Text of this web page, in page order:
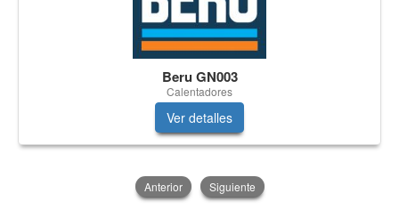
Beru GN003
Calentadores
Ver detalles
Anterior Siguiente